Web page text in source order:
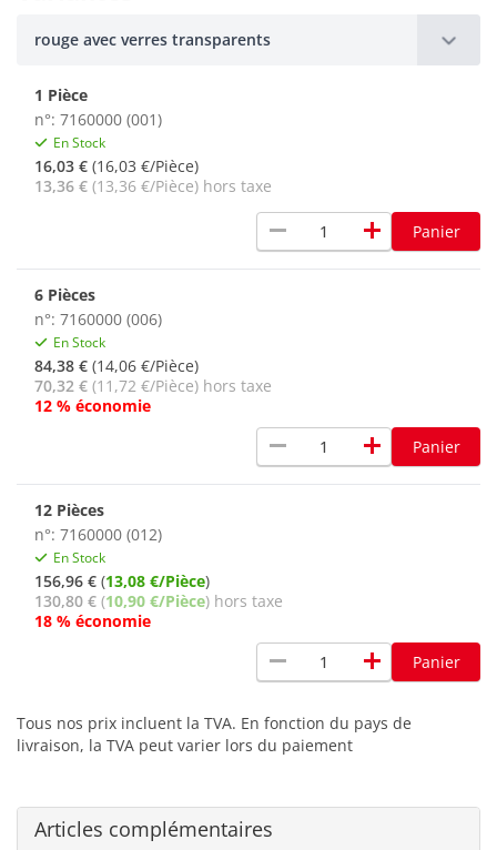
rouge avec verres transparents
1 Pièce
n°: 7160000 (001)
En Stock
16,03 € (16,03 €/Pièce)
13,36 € (13,36 €/Pièce) hors taxe
remove add Panier
6 Pièces
n°: 7160000 (006)
En Stock
84,38 € (14,06 €/Pièce)
70,32 € (11,72 €/Pièce) hors taxe
12 % économie
remove add Panier
12 Pièces
n°: 7160000 (012)
En Stock
156,96 € (13,08 €/Pièce)
130,80 € (10,90 €/Pièce) hors taxe
18 % économie
remove add Panier
Tous nos prix incluent la TVA. En fonction du pays de
livraison, la TVA peut varier lors du paiement
Articles complémentaires